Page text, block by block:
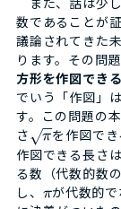
数であることが
議論されてきた
ります。その問題
方形を作図でき
でいう「作図」
す。この問題の
さ
π
−
−
√ を作図で
作図できる長さ
る数（代数的数
し、 πが代数的